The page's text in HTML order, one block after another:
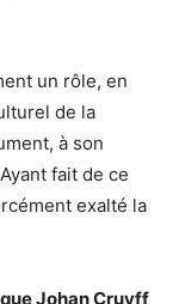
un rôle, en
de la
à son
fait de ce
exalté la
Johan Cruyff